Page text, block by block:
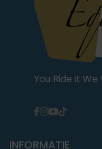
You Ride it
INFORMATIE